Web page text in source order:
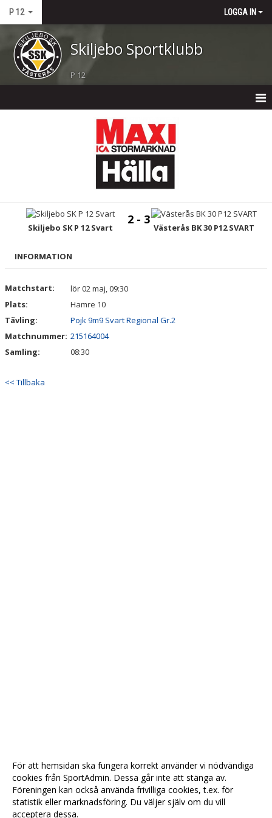
P 12 LOGGA IN
Skiljebo Sportklubb
P 12
TRUPPEN
BILDGALLERI
Skiljebo SK P 12 Svart
2 - 3
Västerås BK 30 P12 SVART
INFORMATION
Matchstart:
lör 02 maj, 09:30
Plats:
Hamre 10
Tävling:
Pojk 9m9 Svart Regional Gr.2
Matchnummer: 215164004
Samling:
08:30
<< Tillbaka
För att hemsidan ska fungera korrekt använder vi nödvändiga
cookies från SportAdmin. Dessa går inte att stänga av.
Föreningen kan också använda frivilliga cookies, t.ex. för
statistik eller marknadsföring. Du väljer själv om du vill
acceptera dessa.